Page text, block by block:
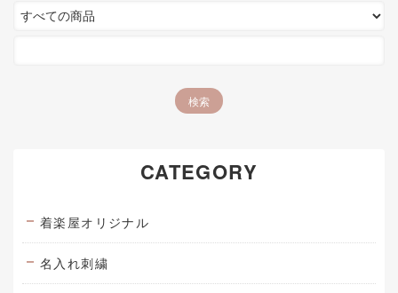
CATEGORY
着楽屋オリジナル
名入れ刺繍